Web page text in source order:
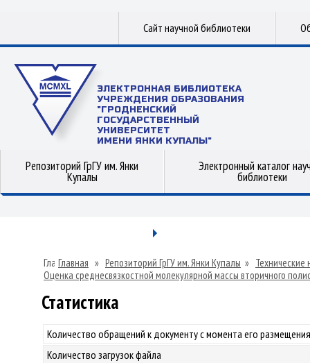
Сайт научной библиотеки
ЭЛЕКТРОННАЯ БИБЛИОТЕКА
УЧРЕЖДЕНИЯ ОБРАЗОВАНИЯ
"ГРОДНЕНСКИЙ
ГОСУДАРСТВЕННЫЙ
УНИВЕРСИТЕТ
ИМЕНИ ЯНКИ КУПАЛЫ"
Репозиторий ГрГУ им. Янки
Купалы
Электронный каталог
библиотеки
Главная » Репозиторий ГрГУ им. Янки Купалы » Технические
Оценка среднесвязкостной молекулярной массы вторичного
Статистика
Количество обращений к документу с момента его
Количество загрузок файла